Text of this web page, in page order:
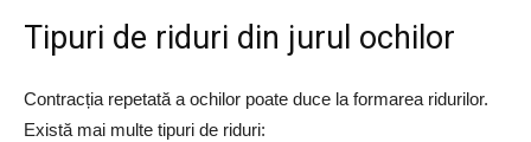
Tipuri de riduri din jurul ochilor
Contracția repetată a ochilor poate duce la formarea ridurilor.
Există mai multe tipuri de riduri: